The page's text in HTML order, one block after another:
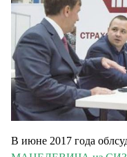
В июне 2017 года